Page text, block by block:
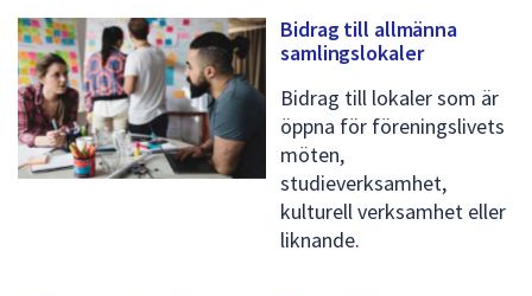
dem.
Bidrag till allmänna
samlingslokaler
Bidrag till lokaler som är
öppna för föreningslivets
möten,
studieverksamhet,
kulturell verksamhet eller
liknande.